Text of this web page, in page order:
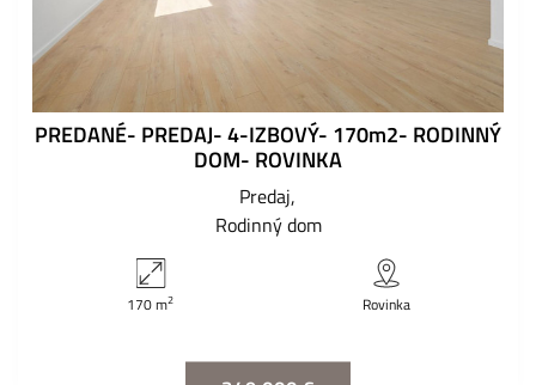
PREDANÉ- PREDAJ- 4-IZBOVÝ- 170m2- RODINNÝ
DOM- ROVINKA
Predaj
Rodinný dom
170 m2 Rovinka